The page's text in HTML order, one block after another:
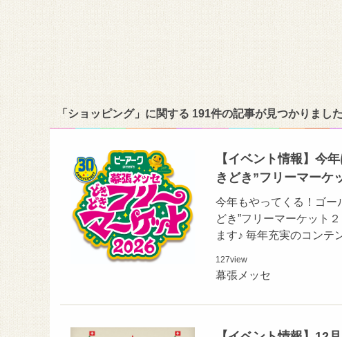
「ショッピング」に関する 191件の記事が見つかりました
【イベント情報】今
きどき”フリーマーケ
今年もやってくる！ゴー
どき”フリーマーケット
ます♪ 毎年充実のコン
127view
幕張メッセ